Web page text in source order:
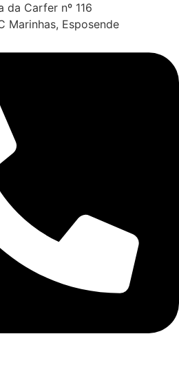
da Carfer nº 116
Marinhas, Esposende